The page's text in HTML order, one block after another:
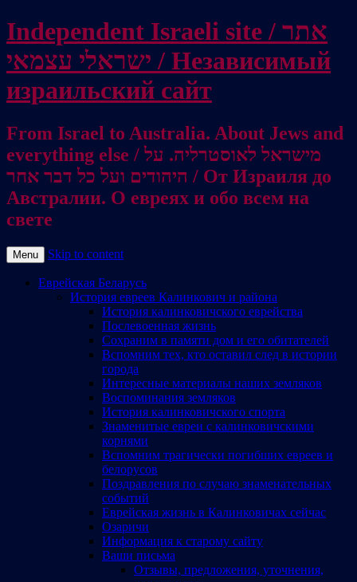
Independent Israeli site / אתר
ישראלי עצמאי / Независимый
израильский сайт
From Israel to Australia. About Jews and
everything else / מישראל לאוסטרליה. על
היהודים ועל כל דבר אחר / От Израиля до
Австралии. О евреях и обо всем на
свете
Menu Skip to content
Еврейская Беларусь
История евреев Калинкович и района
История калинковичского еврейства
Послевоенная жизнь
Сохраним в памяти дом и его обитателей
Вспомним тех, кто оставил след в истории
города
Интересные материалы наших земляков
Воспоминания земляков
История калинковичского спорта
Знаменитые евреи с калинковичскими
корнями
Вспомним трагически погибших евреев и
белорусов
Поздравления по случаю знаменательных
событий
Еврейская жизнь в Калинковичах сейчас
Озаричи
Информация к старому сайту
Ваши письма
Отзывы, предложения, уточнения,